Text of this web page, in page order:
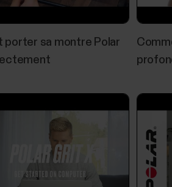
les éléments évaluant la
sommeil...
Application Polar
Dispositifs Polar et
smartphones modernes. La
d'iOS version 17 ou
et...
porter sa montre Polar